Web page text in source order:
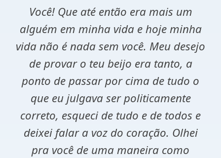
Você! Que até então era mais um
alguém em minha vida e hoje minha
vida não é nada sem você. Meu desejo
de provar o teu beijo era tanto, a
ponto de passar por cima de tudo o
que eu julgava ser politicamente
correto, esqueci de tudo e de todos e
deixei falar a voz do coração. Olhei
pra você de uma maneira como